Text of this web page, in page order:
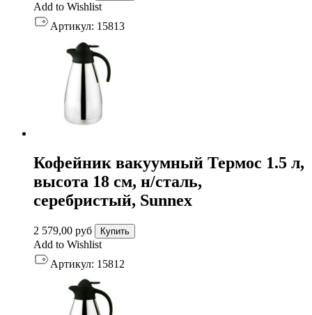
Add to Wishlist
Артикул: 15813
Кофейник вакуумный Термос 1.5 л,
высота 18 см, н/сталь,
серебристый, Sunnex
2 579,00 руб Купить
Add to Wishlist
Артикул: 15812